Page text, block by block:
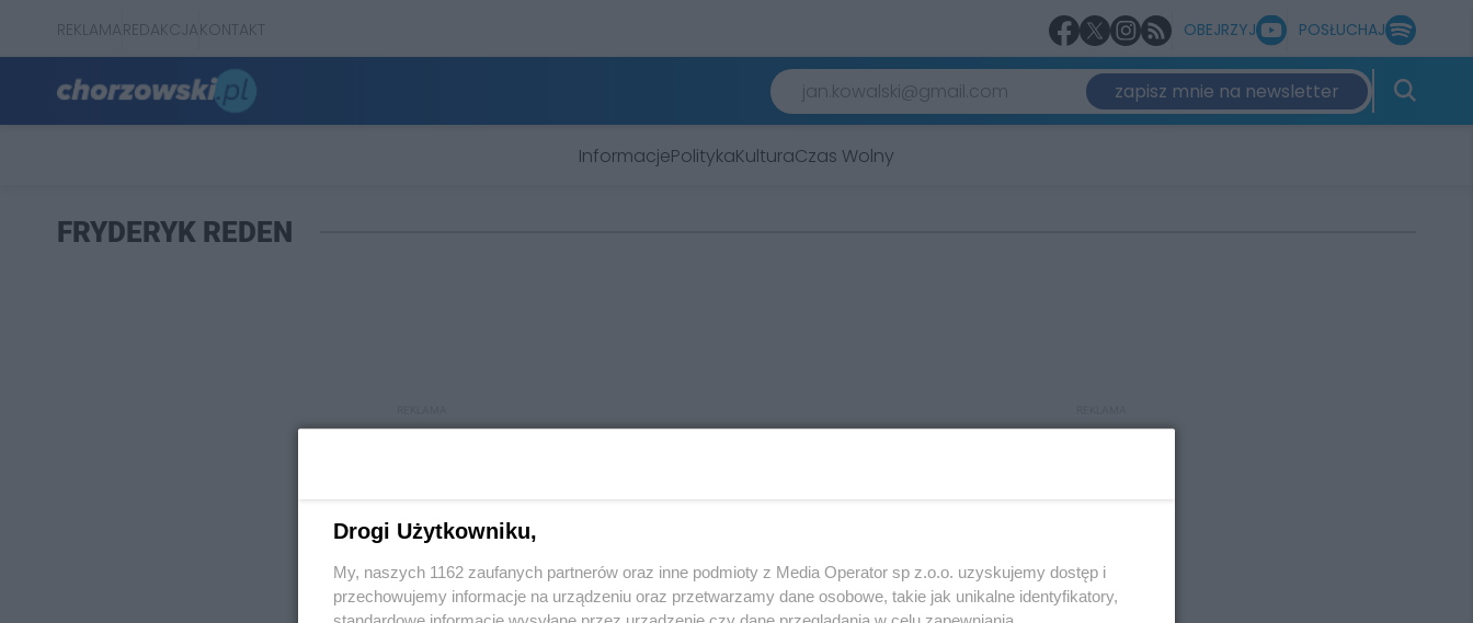
REKLAMAREDAKCJAKONTAKT OBEJRZYJ POSŁUCHAJ
zapisz mnie na newsletter
InformacjePolitykaKulturaCzas Wolny
FRYDERYK REDEN
REKLAMA REKLAMA
Drogi Użytkowniku,
My, naszych 1162 zaufanych partnerów oraz inne podmioty z Media Operator sp z.o.o. uzyskujemy dostęp i
przechowujemy informacje na urządzeniu oraz przetwarzamy dane osobowe, takie jak unikalne identyfikatory,